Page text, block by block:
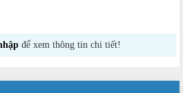
để xem thông tin chi tiết!